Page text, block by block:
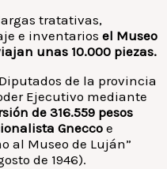
tratativas,
e inventarios el Museo
unas 10.000 piezas.
de la provincia
Ejecutivo mediante
de 316.559 pesos
Gnecco e
al Museo de Luján”
de 1946).